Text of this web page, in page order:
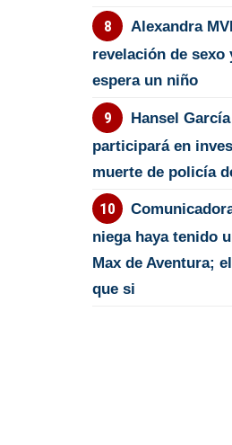
Alexandra
revelación de sexo
espera un niño
Hansel
participará en
muerte de policía
niega haya tenido
Max de Aventura;
que si